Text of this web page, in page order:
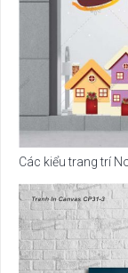
Các kiểu trang trí